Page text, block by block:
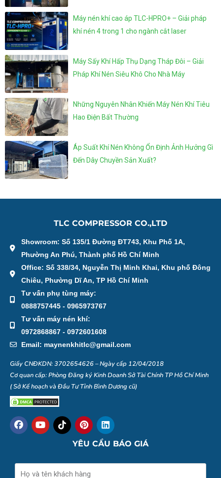
Máy nén khí cao áp TLC-HPRO+ – Giải pháp
khí nén 4 trong 1 cho ngành cắt laser
Máy Sấy Khí Hấp Thụ Dạng Tháp Đôi – Giải
Pháp Khí Nén Siêu Khô Cho Nhà Máy
Những Nguyên Nhân Khiến Máy Nén Khí Tiêu
Hao Điện Bất Thường
Áp Suất Khí Nén Không Ổn Định Ảnh Hưởng Gì
Đến Dây Chuyền Sản Xuất?
TLC COMPRESSOR CO.,LTD
Showroom: Số 135/1 Đường ĐT743, Khu Phố 1A,
Phường An Phú, Thành phố Hồ Chí Minh
Office: Số 338/34, Nguyễn Thị Minh Khai, Khu phố Đông
Chiêu, Phường Dĩ An, TP Hồ Chí Minh
Tư vấn phụ tùng máy:
0888757445 - 0965973767
Tư vấn máy nén khí:
0972868867 - 0972601608
Email: maynenkhitlc@gmail.com
Giấy CNĐKDN: 3702654626 – Ngày cấp 12/04/2018
Cơ quan cấp: Phòng Đăng ký Kinh Doanh Sở Tài Chính TP Hồ Chí Minh
( Sở Kế hoạch và Đầu Tư Tỉnh Bình Dương cũ)
F
a
o
o
Y
o
b
e
I
c
t
i
P
i
t
r
e
L
i
k
d
YÊU CẦU BÁO GIÁ